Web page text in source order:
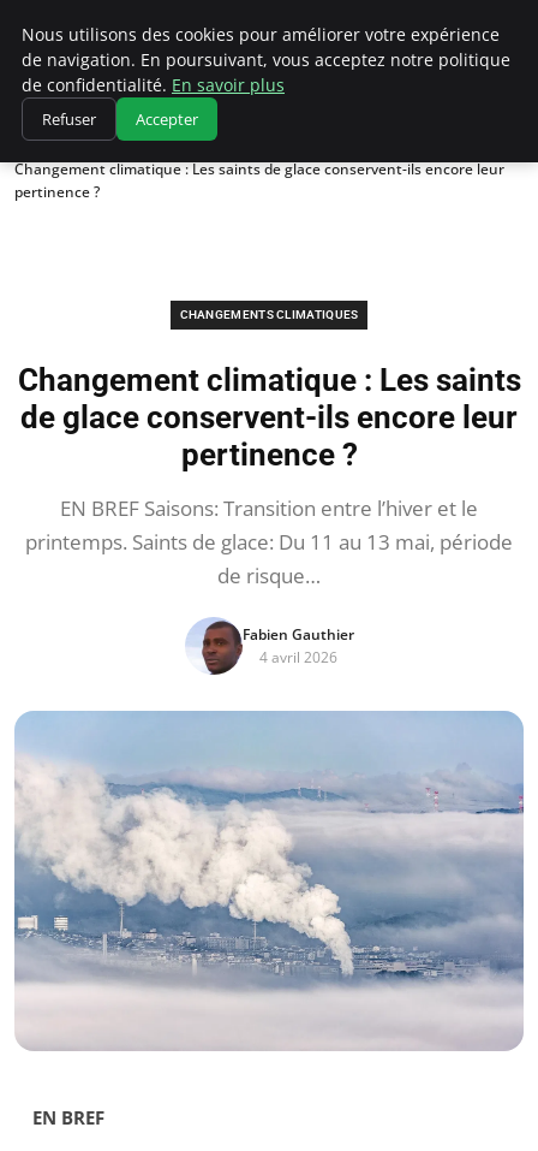
Climatedebtagents
Accueil
Changements climatiques
Changement climatique : Les saints de glace conservent-ils encore leur
pertinence ?
CHANGEMENTS CLIMATIQUES
Changement climatique : Les saints
de glace conservent-ils encore leur
pertinence ?
EN BREF Saisons: Transition entre l’hiver et le
printemps. Saints de glace: Du 11 au 13 mai, période
de risque…
Fabien Gauthier
4 avril 2026
EN BREF
Nous utilisons des cookies pour améliorer votre expérience
de navigation. En poursuivant, vous acceptez notre politique
de confidentialité. En savoir plus
Refuser Accepter